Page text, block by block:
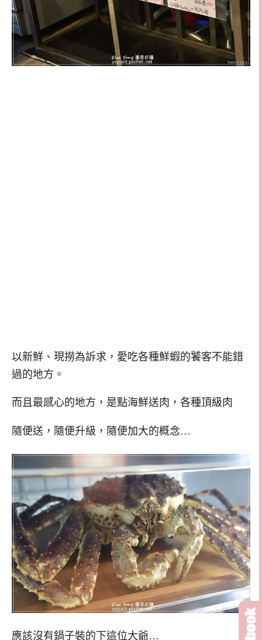
以新鮮、現撈為訴求，愛吃各種鮮蝦的饕客不能錯
過的地方。
而且最感心的地方，是點海鮮送肉，各種頂級肉
隨便送，隨便升級，隨便加大的概念…
應該沒有鍋子裝的下這位大爺…